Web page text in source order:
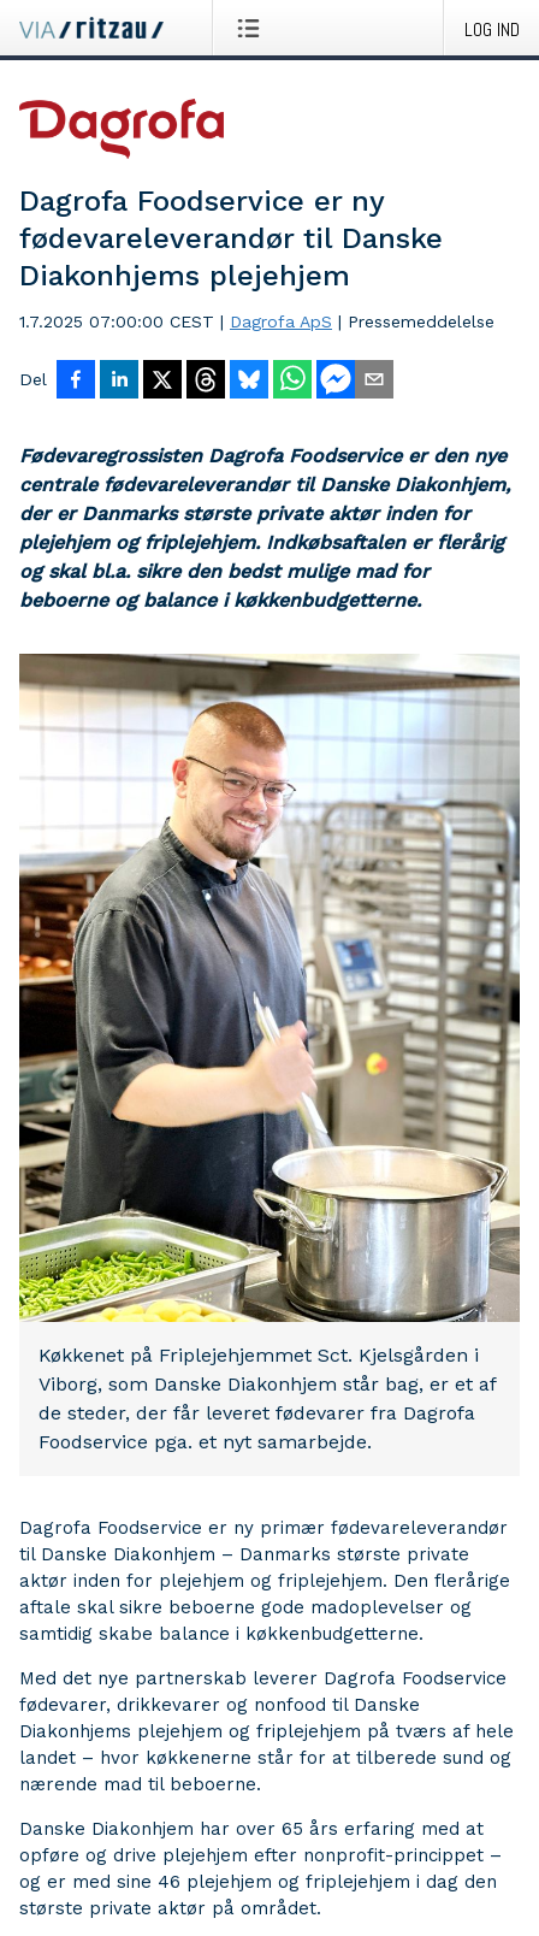
LOG IND
Dagrofa Foodservice er ny
fødevareleverandør til Danske
Diakonhjems plejehjem
1.7.2025 07:00:00 CEST | Dagrofa ApS | Pressemeddelelse
Del
Fødevaregrossisten Dagrofa Foodservice er den nye
centrale fødevareleverandør til Danske Diakonhjem,
der er Danmarks største private aktør inden for
plejehjem og friplejehjem. Indkøbsaftalen er flerårig
og skal bl.a. sikre den bedst mulige mad for
beboerne og balance i køkkenbudgetterne.
Køkkenet på Friplejehjemmet Sct. Kjelsgården i
Viborg, som Danske Diakonhjem står bag, er et af
de steder, der får leveret fødevarer fra Dagrofa
Foodservice pga. et nyt samarbejde.
Dagrofa Foodservice er ny primær fødevareleverandør
til Danske Diakonhjem – Danmarks største private
aktør inden for plejehjem og friplejehjem. Den flerårige
aftale skal sikre beboerne gode madoplevelser og
samtidig skabe balance i køkkenbudgetterne.
Med det nye partnerskab leverer Dagrofa Foodservice
fødevarer, drikkevarer og nonfood til Danske
Diakonhjems plejehjem og friplejehjem på tværs af hele
landet – hvor køkkenerne står for at tilberede sund og
nærende mad til beboerne.
Danske Diakonhjem har over 65 års erfaring med at
opføre og drive plejehjem efter nonprofit-princippet –
og er med sine 46 plejehjem og friplejehjem i dag den
største private aktør på området.